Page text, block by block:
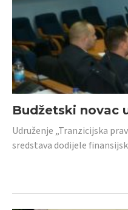
Budžetski novac
Udruženje „Tranzicijska
sredstava dodijele